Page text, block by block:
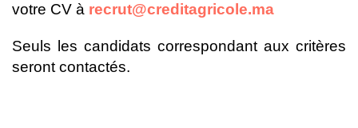
votre CV à recrut@creditagricole.ma
Seuls les candidats correspondant aux critères
seront contactés.